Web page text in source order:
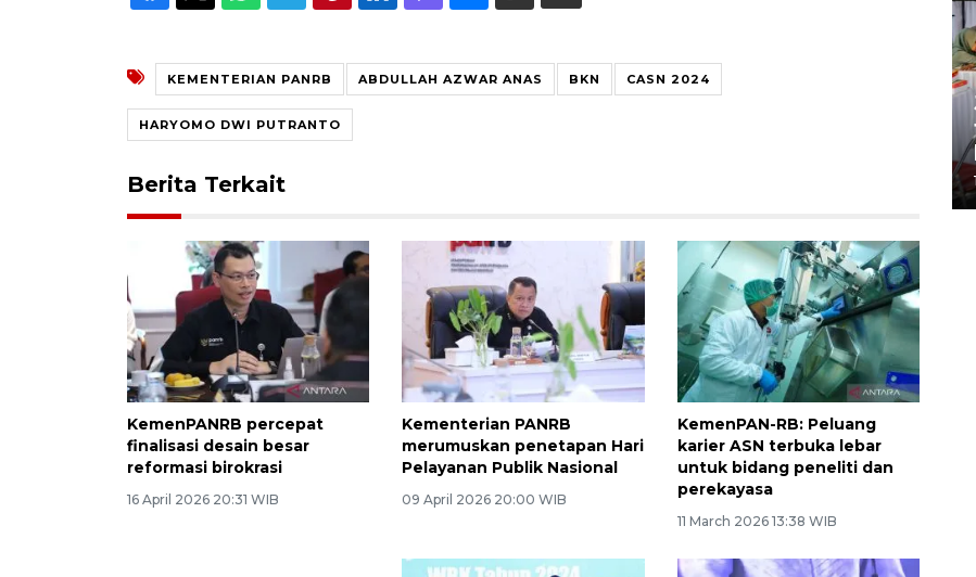
KEMENTERIAN PANRB ABDULLAH AZWAR ANAS BKN CASN 2024
HARYOMO DWI PUTRANTO
Berita Terkait
KemenPANRB percepat
finalisasi desain besar
reformasi birokrasi
16 April 2026 20:31 WIB
Kementerian PANRB
merumuskan penetapan Hari
Pelayanan Publik Nasional
09 April 2026 20:00 WIB
KemenPAN-RB: Peluang
karier ASN terbuka lebar
untuk bidang peneliti dan
perekayasa
11 March 2026 13:38 WIB